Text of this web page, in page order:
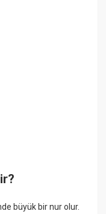
büyük bir nur olur.